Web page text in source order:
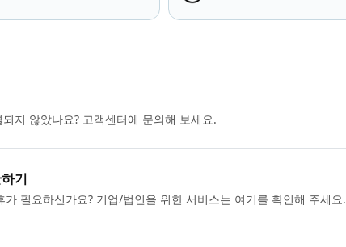
지 않았나요? 고객센터에 문의해 보세요.
기
가 필요하신가요? 기업/법인을 위한 서비스는 여기를 확인해 주세요.